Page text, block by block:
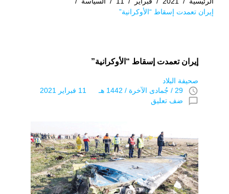
إيران تعمدت إسقاط “الأوكرانية”
إيران تعمدت إسقاط “الأوكرانية”
صحيفة البلاد
access_time 29 / جُمادى اﻵخرة / 1442 هـ 11 فبراير 2021
chat_bubble_outline ضف تعليق